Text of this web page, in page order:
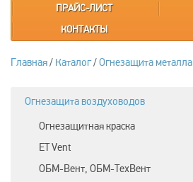
ПРАЙС-ЛИСТ
КОНТАКТЫ
Главная/ Каталог/Огнезащита металла
Огнезащита воздуховодов
Огнезащитная краска
ET Vent
ОБМ-Вент, ОБМ-ТехВент